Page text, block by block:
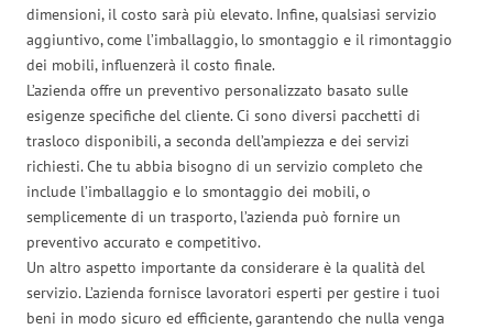
dimensioni, il costo sarà più elevato. Infine, qualsiasi servizio
aggiuntivo, come l’imballaggio, lo smontaggio e il rimontaggio
dei mobili, influenzerà il costo finale.
L’azienda offre un preventivo personalizzato basato sulle
esigenze specifiche del cliente. Ci sono diversi pacchetti di
trasloco disponibili, a seconda dell’ampiezza e dei servizi
richiesti. Che tu abbia bisogno di un servizio completo che
include l’imballaggio e lo smontaggio dei mobili, o
semplicemente di un trasporto, l’azienda può fornire un
preventivo accurato e competitivo.
Un altro aspetto importante da considerare è la qualità del
servizio. L’azienda fornisce lavoratori esperti per gestire i tuoi
beni in modo sicuro ed efficiente, garantendo che nulla venga